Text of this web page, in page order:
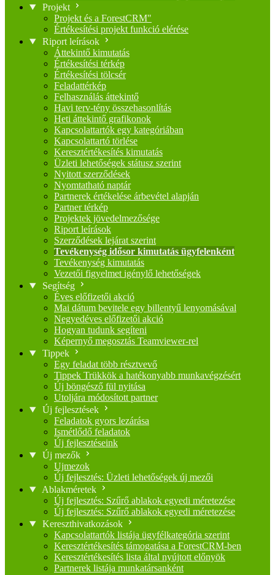
Projekt
Projekt és a ForestCRM"
Értékesítési projekt funkció elérése
Riport leírások
Áttekintő kimutatás
Értékesítési térkép
Értékesítési tölcsér
Feladattérkép
Felhasználás áttekintő
Havi terv-tény összehasonlítás
Heti áttekintő grafikonok
Kapcsolattartók egy kategóriában
Kapcsolattartó törlése
Keresztértékesítés kimutatás
Üzleti lehetőségek státusz szerint
Nyitott szerződések
Nyomtatható naptár
Partnerek értékelése árbevétel alapján
Partner térkép
Projektek jövedelmezősége
Riport leírások
Szerződések lejárat szerint
Tevékenység idősor kimutatás ügyfelenként
Tevékenység kimutatás
Vezetői figyelmet igénylő lehetőségek
Segítség
Éves előfizetői akció
Mai dátum bevitele egy billentyű lenyomásával
Negyedéves előfizetői akció
Hogyan tudunk segíteni
Képernyő megosztás Teamviewer-rel
Tippek
Egy feladat több résztvevő
Tippek Trükkök a hatékonyabb munkavégzésért
Új böngésző fül nyitása
Utoljára módosított partner
Új fejlesztések
Feladatok gyors lezárása
Ismétlődő feladatok
Új fejlesztéseink
Új mezők
Ujmezok
Új fejlesztés: Üzleti lehetőségek új mezői
Ablakméretek
Új fejlesztés: Szűrő ablakok egyedi méretezése
Új fejlesztés: Szűrő ablakok egyedi méretezése
Kereszthivatkozások
Kapcsolattartók listája ügyfélkategória szerint
Keresztértékesítés támogatása a ForestCRM-ben
Keresztértékesítés lista által nyújtott előnyök
Partnerek listája munkatársanként